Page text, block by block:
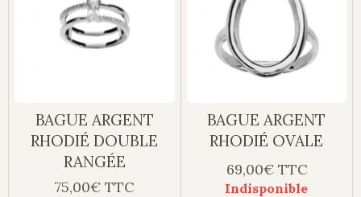
BAGUE ARGENT
RHODIÉ DOUBLE
RANGÉE
75,00€ TTC
BAGUE ARGENT
RHODIÉ OVALE
69,00€ TTC
Indisponible